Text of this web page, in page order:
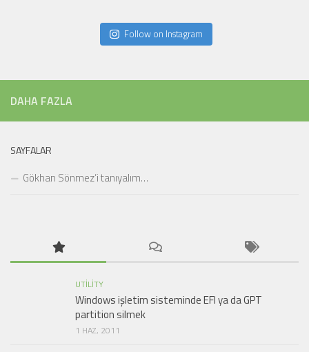
Follow on Instagram
DAHA FAZLA
SAYFALAR
Gökhan Sönmez’i tanıyalım…
UTILITY
Windows işletim sisteminde EFI ya da GPT
partition silmek
1 HAZ, 2011